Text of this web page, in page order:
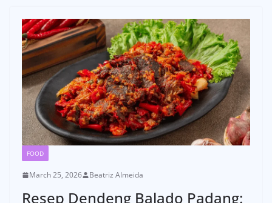
FOOD
March 25, 2026 Beatriz Almeida
Resep Dendeng Balado Padang: